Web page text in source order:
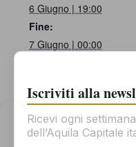
6 Giugno | 19:00
Fine:
7 Giugno | 00:00
Iscriviti alla
Ricevi ogni
dell’Aquila Capitale